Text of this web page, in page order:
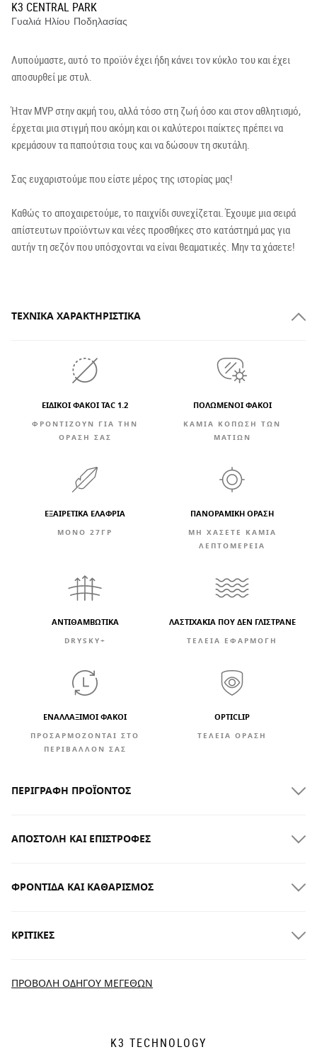
K3 CENTRAL PARK
Γυαλιά Ηλίου Ποδηλασίας
Λυπούμαστε, αυτό το προϊόν έχει ήδη κάνει τον κύκλο του και έχει
αποσυρθεί με στυλ.
Ήταν MVP στην ακμή του, αλλά τόσο στη ζωή όσο και στον αθλητισμό,
έρχεται μια στιγμή που ακόμη και οι καλύτεροι παίκτες πρέπει να
κρεμάσουν τα παπούτσια τους και να δώσουν τη σκυτάλη.
Σας ευχαριστούμε που είστε μέρος της ιστορίας μας!
Καθώς το αποχαιρετούμε, το παιχνίδι συνεχίζεται. Έχουμε μια σειρά
απίστευτων προϊόντων και νέες προσθήκες στο κατάστημά μας για
αυτήν τη σεζόν που υπόσχονται να είναι θεαματικές. Μην τα χάσετε!
ΤΕΧΝΙΚΆ ΧΑΡΑΚΤΗΡΙΣΤΙΚΆ
ΕΙΔΙΚΟΙ ΦΑΚΟΙ TAC 1.2
ΦΡΟΝΤΙΖΟΥΝ ΓΙΑ ΤΗΝ
ΟΡΑΣΗ ΣΑΣ
ΠΟΛΩΜΕΝΟΙ ΦΑΚΟΙ
ΚΑΜΊΑ ΚΌΠΩΣΗ ΤΩΝ
ΜΑΤΙΏΝ
ΕΞΑΙΡΕΤΙΚΆ ΕΛΑΦΡΙΆ
ΜΟΝΟ 27ΓΡ
ΠΑΝΟΡΑΜΙΚΗ ΟΡΑΣΗ
ΜΗ ΧΑΣΕΤΕ ΚΑΜΙΑ
ΛΕΠΤΟΜΕΡΕΙΑ
ΑΝΤΙΘΑΜΒΩΤΙΚΆ
DRYSKY+
ΛΑΣΤΙΧΑΚΙΑ ΠΟΥ ΔΕΝ ΓΛΙΣΤΡΑΝΕ
ΤΕΛΕΙΑ ΕΦΑΡΜΟΓΗ
ΕΝΑΛΛΆΞΙΜΟΙ ΦΑΚΟΊ
ΠΡΟΣΑΡΜΟΖΟΝΤΑΙ ΣΤΟ
ΠΕΡΙΒΑΛΛΟΝ ΣΑΣ
OPTICLIP
ΤΈΛΕΙΑ ΌΡΑΣΗ
ΠΕΡΙΓΡΑΦΉ ΠΡΟΪΌΝΤΟΣ
ΑΠΟΣΤΟΛΉ ΚΑΙ ΕΠΙΣΤΡΟΦΈΣ
Παράδοση στο σπίτι
για παραγγελίες άνω των
ΦΡΟΝΤΊΔΑ ΚΑΙ ΚΑΘΑΡΙΣΜΌΣ
ΚΡΙΤΙΚΈΣ
Βασισμένο σε 121 κριτικές
ΠΡΟΒΟΛΉ ΟΔΗΓΟΎ ΜΕΓΕΘΏΝ
K3 TECHNOLOGY